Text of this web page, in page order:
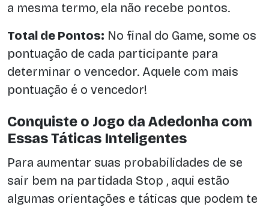
a mesma termo, ela não recebe pontos.
Total de Pontos: No final do Game, some os
pontuação de cada participante para
determinar o vencedor. Aquele com mais
pontuação é o vencedor!
Conquiste o Jogo da Adedonha com
Essas Táticas Inteligentes
Para aumentar suas probabilidades de se
sair bem na partidada Stop , aqui estão
algumas orientações e táticas que podem te